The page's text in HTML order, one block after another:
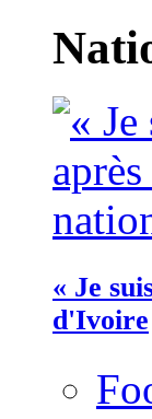
« Je
d'Ivoire